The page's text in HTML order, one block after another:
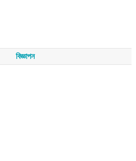
বিজ্ঞাপন